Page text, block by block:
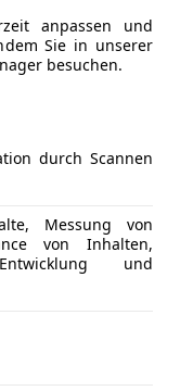
Strom
1,90
l/
43 g/km
Schwarz
anpassen und
Sie in unserer
besuchen.
durch Scannen
Messung von
von Inhalten,
und